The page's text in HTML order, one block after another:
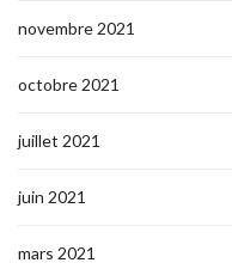
novembre 2021
octobre 2021
juillet 2021
juin 2021
mars 2021